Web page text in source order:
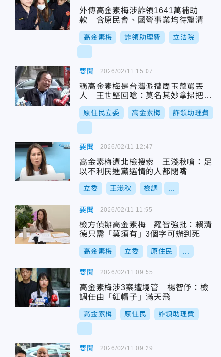
外傳高金素梅涉詐領1641萬補助
款 含原民會、國營事業均待釐清
高金素梅 詐領助理費 立法院
要聞
稱高金素梅是台灣派遭周玉蔻罵丟
人 王世堅回嗆：莫名其妙拿掃把攻
擊我
原住民立委 高金素梅 詐領助理費
2026/02/11 15:07
要聞
高金素梅遭北檢搜索 王淺秋嗆：足
以不利民進黨選情的人都閉嘴
立委 王淺秋 檢調
2026/02/11 12:47
要聞
檢方偵辦高金素梅 羅智強批：賴清
德只需「莫須有」3個字可辦到死
高金素梅 立委 原住民
2026/02/11 11:55
要聞
高金素梅涉3案遭境管 楊智伃：檢
調任由「紅帽子」滿天飛
高金素梅 原住民 詐領助理費
2026/02/11 09:55
要聞 2026/02/11 09:29